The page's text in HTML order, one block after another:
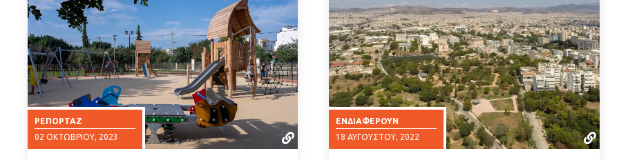
ΡΕΠΟΡΤΆΖ
02 ΟΚΤΩΒΡΊΟΥ, 2023
ΕΝΔΙΑΦΈΡΟΥΝ
18 ΑΥΓΟΎΣΤΟΥ, 2022